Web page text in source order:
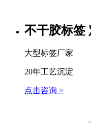
不干胶标签
大型标签厂家
20年工艺沉淀
点击咨询 >